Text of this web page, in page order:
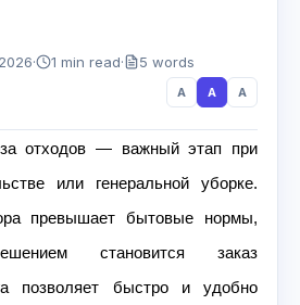
· 1 min read· 5 words
A A A
отходов — важный этап при
или генеральной уборке.
превышает бытовые нормы,
становится заказ
позволяет быстро и удобно